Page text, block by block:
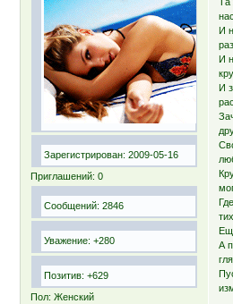
Зарегистрирован: 2009-05-16
Приглашений: 0
Сообщений: 2846
Уважение: +280
Позитив: +629
Пол: Женский
И
раз,
И
И
А